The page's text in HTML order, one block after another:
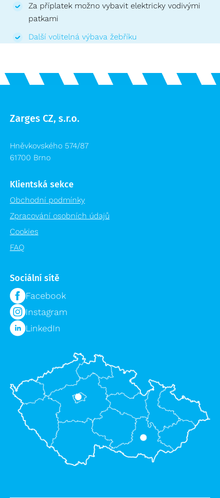
Za příplatek možno vybavit elektricky vodivými
patkami
Další volitelná výbava žebříku
Zarges CZ, s.r.o.
Hněvkovského 574/87
61700 Brno
Klientská sekce
Obchodní podmínky
Zpracování osobních údajů
Cookies
FAQ
Sociální sítě
Facebook
Instagram
LinkedIn